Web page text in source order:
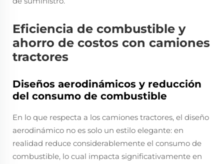
Eficiencia de combustible y
ahorro de costos con camiones
tractores
Diseños aerodinámicos y reducción
del consumo de combustible
En lo que respecta a los camiones tractores, el diseño
aerodinámico no es solo un estilo elegante: en
realidad reduce considerablemente el consumo de
combustible, lo cual impacta significativamente en